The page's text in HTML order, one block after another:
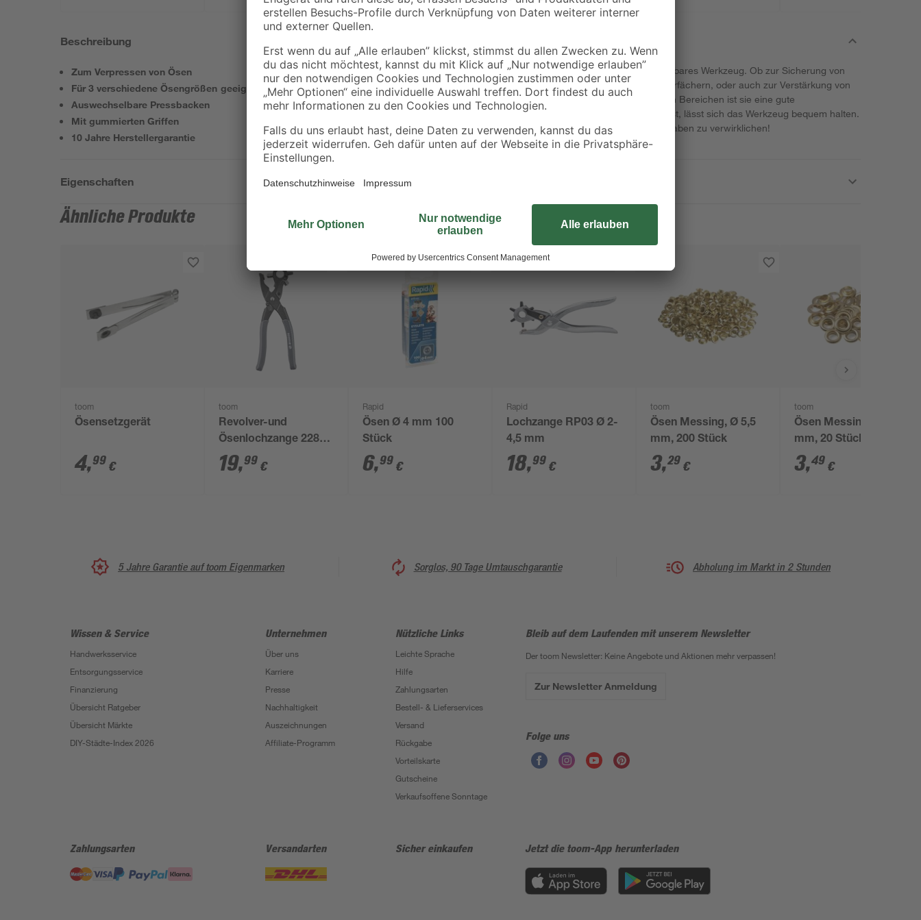
Beschreibung
Zum Verpressen von Ösen
Für 3 verschiedene Ösengrößen geeignet
Auswechselbare Pressbacken
Mit gummierten Griffen
10 Jahre Herstellergarantie
Diese Ösenzange von toom ist ein vielseitig nutzbares Werkzeug. Ob zur Sicherung von
wichtigen Unterlagen, zur Herstellung von Papierfächern, oder auch zur Verstärkung von
Anhängern oder Verkaufsschildern – in all diesen Bereichen ist sie eine gute
Unterstützung. Da der Griff zudem aus Gummi ist, lässt sich das Werkzeug bequem halten.
Also schnapp dir die Zange jetzt, um deine Vorhaben zu verwirklichen!
Eigenschaften
Ähnliche Produkte
toom
Ösensetzgerät
4,99 €
toom
Revolver-und
Ösenlochzange 228
mm
19,99 €
Rapid
Ösen Ø 4 mm 100
Stück
6,99 €
Rapid
Lochzange RP03 Ø 2-
4,5 mm
18,99 €
toom
Ösen Messing, Ø 5,5
mm, 200 Stück
3,29 €
toom
Ösen Messing, Ø 9
mm, 20 Stück
3,49 €
5 Jahre Garantie auf toom Eigenmarken Sorglos, 90 Tage Umtauschgarantie Abholung im Markt in 2 Stunden
Wissen & Service
Handwerksservice
Entsorgungsservice
Finanzierung
Übersicht Ratgeber
Übersicht Märkte
DIY-Städte-Index 2026
Unternehmen
Über uns
Karriere
Presse
Nachhaltigkeit
Auszeichnungen
Affiliate-Programm
Nützliche Links
Leichte Sprache
Hilfe
Zahlungsarten
Bestell- & Lieferservices
Versand
Rückgabe
Vorteilskarte
Gutscheine
Verkaufsoffene Sonntage
Bleib auf dem Laufenden mit unserem Newsletter
Der toom Newsletter: Keine Angebote und Aktionen mehr verpassen!
Zur Newsletter Anmeldung
Folge uns
Zahlungsarten Versandarten Sicher einkaufen Jetzt die toom-App herunterladen